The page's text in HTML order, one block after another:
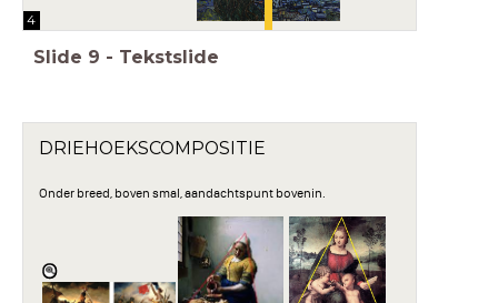
4
Slide 9 - Tekstslide
DRIEHOEKSCOMPOSITIE
Onder breed, boven smal, aandachtspunt bovenin.